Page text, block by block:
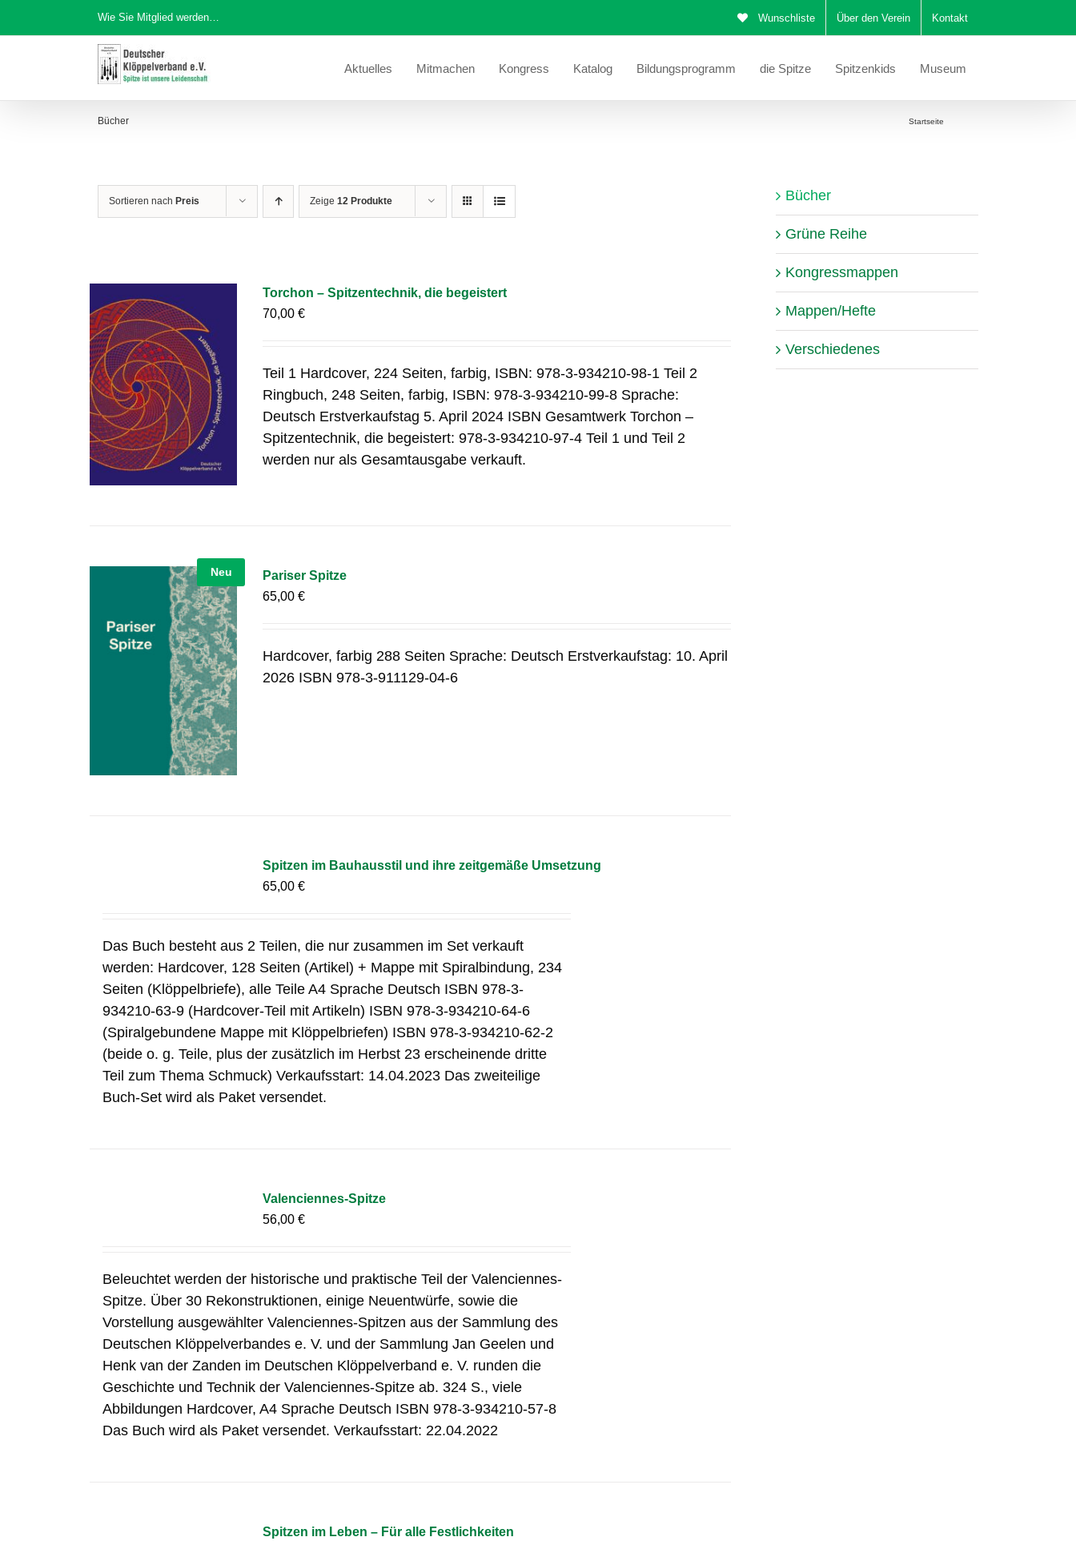
Inhalt
Wie Sie Mitglied werden… Wunschliste Über den Verein Kontakt
Aktuelles Mitmachen Kongress Katalog Bildungsprogramm die Spitze Spitzenkids Museum
Bücher Startseite
Sortieren nach Preis Zeige 12 Produkte
Torchon – Spitzentechnik, die begeistert
70,00€
Teil 1 Hardcover, 224 Seiten, farbig, ISBN: 978-3-934210-98-1 Teil 2
Ringbuch, 248 Seiten, farbig, ISBN: 978-3-934210-99-8 Sprache:
Deutsch Erstverkaufstag 5. April 2024 ISBN Gesamtwerk Torchon –
Spitzentechnik, die begeistert: 978-3-934210-97-4 Teil 1 und Teil 2
werden nur als Gesamtausgabe verkauft.
Neu
Pariser Spitze
65,00€
Hardcover, farbig 288 Seiten Sprache: Deutsch Erstverkaufstag: 10. April
2026 ISBN 978-3-911129-04-6
Spitzen im Bauhausstil und ihre zeitgemäße Umsetzung
65,00€
Das Buch besteht aus 2 Teilen, die nur zusammen im Set verkauft
werden: Hardcover, 128 Seiten (Artikel) + Mappe mit Spiralbindung, 234
Seiten (Klöppelbriefe), alle Teile A4 Sprache Deutsch ISBN 978-3-
934210-63-9 (Hardcover-Teil mit Artikeln) ISBN 978-3-934210-64-6
(Spiralgebundene Mappe mit Klöppelbriefen) ISBN 978-3-934210-62-2
(beide o. g. Teile, plus der zusätzlich im Herbst 23 erscheinende dritte
Teil zum Thema Schmuck) Verkaufsstart: 14.04.2023 Das zweiteilige
Buch-Set wird als Paket versendet.
Valenciennes-Spitze
56,00€
Beleuchtet werden der historische und praktische Teil der Valenciennes-
Spitze. Über 30 Rekonstruktionen, einige Neuentwürfe, sowie die
Vorstellung ausgewählter Valenciennes-Spitzen aus der Sammlung des
Deutschen Klöppelverbandes e. V. und der Sammlung Jan Geelen und
Henk van der Zanden im Deutschen Klöppelverband e. V. runden die
Geschichte und Technik der Valenciennes-Spitze ab. 324 S., viele
Abbildungen Hardcover, A4 Sprache Deutsch ISBN 978-3-934210-57-8
Das Buch wird als Paket versendet. Verkaufsstart: 22.04.2022
Spitzen im Leben – Für alle Festlichkeiten
Bücher
Grüne Reihe
Kongressmappen
Mappen/Hefte
Verschiedenes